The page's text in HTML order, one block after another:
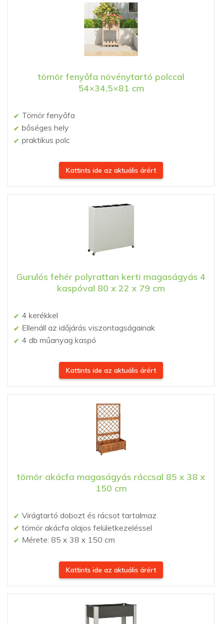
tömör fenyőfa növénytartó polccal
54×34,5×81 cm
Tömör fenyőfa
bőséges hely
praktikus polc
Kattints ide az aktuális árért
Gurulós fehér polyrattan kerti magaságyás 4
kaspóval 80 x 22 x 79 cm
4 kerékkel
Ellenáll az időjárás viszontagságainak
4 db műanyag kaspó
Kattints ide az aktuális árért
tömör akácfa magaságyás ráccsal 85 x 38 x
150 cm
Virágtartó dobozt és rácsot tartalmaz
tömör akácfa olajos felületkezeléssel
Mérete: 85 x 38 x 150 cm
Kattints ide az aktuális árért